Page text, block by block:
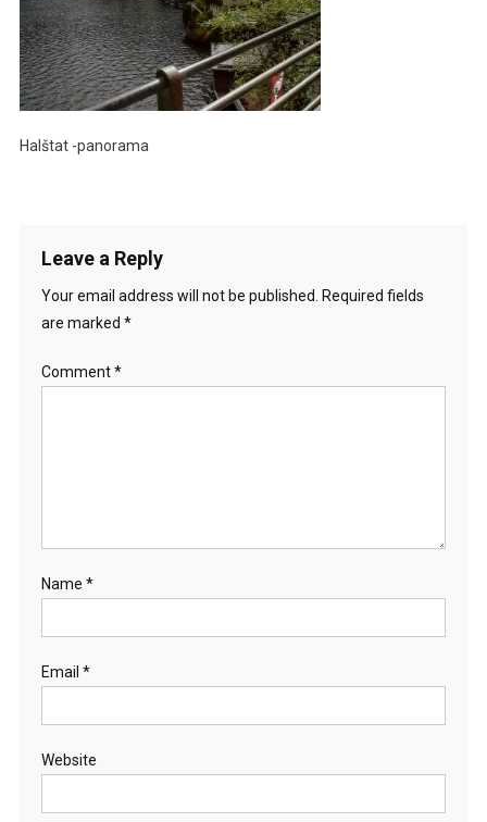
Halštat -panorama
Leave a Reply
Your email address will not be published.
Required fields
are marked *
Comment*
Name *
Email *
Website